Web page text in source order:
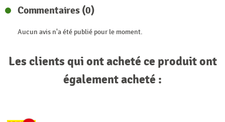
Commentaires (0)
Aucun avis n'a été publié pour le moment.
Les clients qui ont acheté ce produit ont
également acheté :